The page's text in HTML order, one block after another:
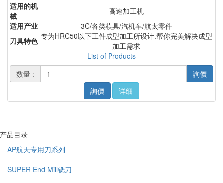
适用的机
械
高速加工机
适用产业
3C/各类模具/汽机车/航太零件
刀具特色 专为HRC50以下工件成型加工所设计.帮你完美解决成型
加工需求
List of Products
数量 :
詢價
詢價
详细
产品目录
AP航天专用刀系列
SUPER End Mill铣刀